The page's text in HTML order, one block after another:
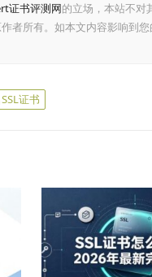
证书评测网的立场，本站不对
者所有。如本文内容影响到
证书